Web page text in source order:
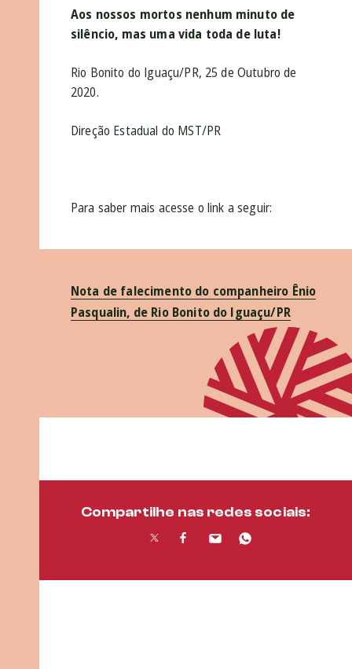
Aos nossos mortos nenhum minuto de
silêncio, mas uma vida toda de luta!
Rio Bonito do Iguaçu/PR, 25 de Outubro de
2020.
Direção Estadual do MST/PR
Para saber mais acesse o link a seguir:
Nota de falecimento do companheiro Ênio
Pasqualin, de Rio Bonito do Iguaçu/PR
Compartilhe nas redes sociais: